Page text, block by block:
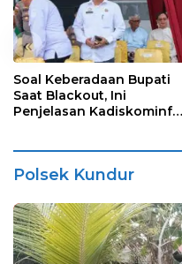
«
Soal Keberadaan Bupati
Saat Blackout, Ini
Penjelasan Kadiskominfo
Polsek Kundur